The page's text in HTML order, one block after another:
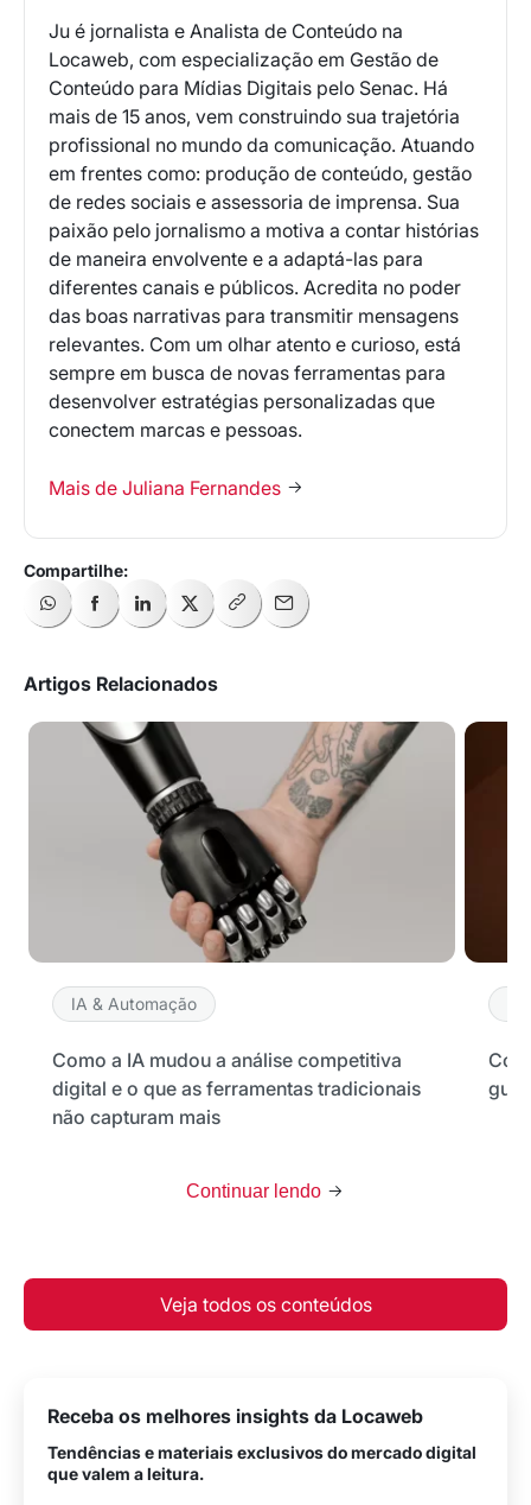
Ju é jornalista e Analista de Conteúdo na
Locaweb, com especialização em Gestão de
Conteúdo para Mídias Digitais pelo Senac. Há
mais de 15 anos, vem construindo sua trajetória
profissional no mundo da comunicação. Atuando
em frentes como: produção de conteúdo, gestão
de redes sociais e assessoria de imprensa. Sua
paixão pelo jornalismo a motiva a contar histórias
de maneira envolvente e a adaptá-las para
diferentes canais e públicos. Acredita no poder
das boas narrativas para transmitir mensagens
relevantes. Com um olhar atento e curioso, está
sempre em busca de novas ferramentas para
desenvolver estratégias personalizadas que
conectem marcas e pessoas.
Mais de Juliana Fernandes
Artigos Relacionados
IA & Automação
Como a IA mudou a análise competitiva
digital e o que as ferramentas tradicionais
não capturam mais
Continuar lendo
Veja todos os conteúdos
Receba os melhores insights da Locaweb
Tendências e materiais exclusivos do mercado digital
que valem a leitura.